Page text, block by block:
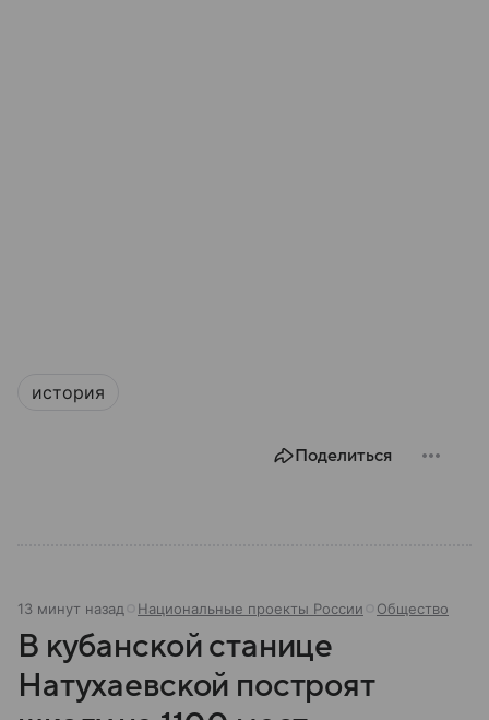
история
Поделиться
13 минут назад Национальные проекты России Общество
В кубанской станице
Натухаевской построят